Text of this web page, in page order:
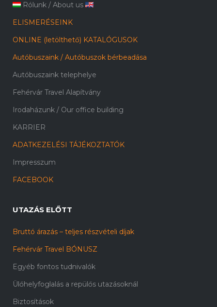
Rólunk /About us
ELISMERÉSEINK
ONLINE (letölthető) KATALÓGUSOK
Autóbuszaink / Autóbuszok bérbeadása
Autóbuszaink telephelye
Fehérvár Travel Alapítvány
Irodaházunk / Our office building
KARRIER
ADATKEZELÉSI TÁJÉKOZTATÓK
Impresszum
FACEBOOK
UTAZÁS ELŐTT
Bruttó árazás – teljes részvételi díjak
Fehérvár Travel BÓNUSZ
Egyéb fontos tudnivalók
Ülőhelyfoglalás a repülős utazásoknál
Biztosítások